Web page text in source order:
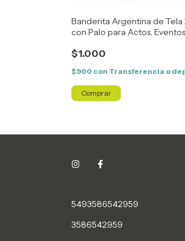
Banderita Argentina de Tela
con Palo para Actos,
$1.000
$900 con Transferencia o
5493586542959
3586542959